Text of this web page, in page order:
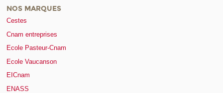
NOS MARQUES
Cestes
Cnam entreprises
Ecole Pasteur-Cnam
Ecole Vaucanson
EICnam
ENASS